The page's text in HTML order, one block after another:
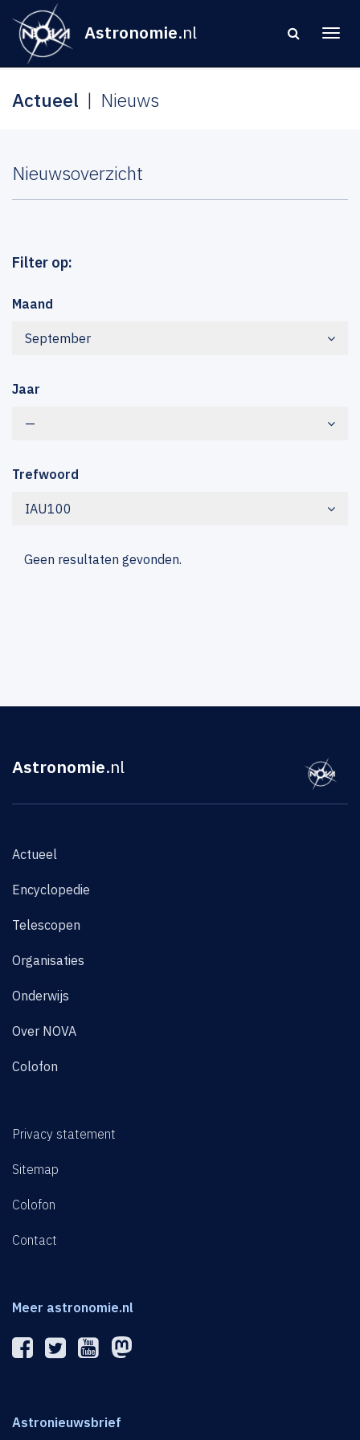
Astronomie.nl
Actueel Nieuws
Nieuwsoverzicht
Filter op:
Maand
September
Jaar
—
Trefwoord
IAU100
Geen resultaten gevonden.
Astronomie.nl
Actueel
Encyclopedie
Telescopen
Organisaties
Onderwijs
Over NOVA
Colofon
Privacy statement
Sitemap
Colofon
Contact
Meer astronomie.nl
Astronieuwsbrief